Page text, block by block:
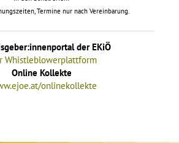
Termine nur nach Vereinbarung.
der EKiÖ
Whistleblowerplattform
Online Kollekte
onlinekollekte